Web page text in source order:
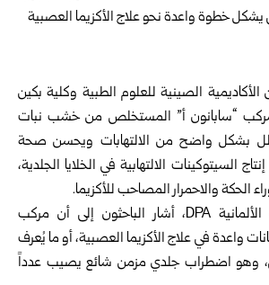
الصينية للعلوم الطبية وكلية بكين
مركب “سابانون أ” المستخلص من خشب نبات
بشكل واضح من الالتهابات ويحسن صحة
السيتوكينات الالتهابية في الخلايا الجلدية،
الحكة والاحمرار المصاحب للأكزيما.
وحسب وكالة الأنباء الألمانية DPA، أشار الباحثون إلى أن مركب
واعدة في علاج الأكزيما العصبية، أو ما يُعرف
وهو اضطراب جلدي مزمن شائع يصيب عدداً